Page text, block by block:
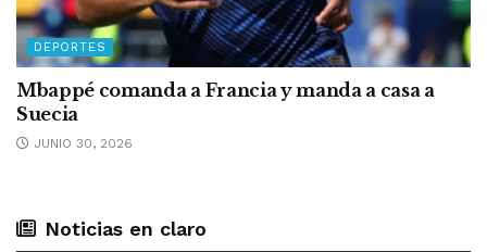
DEPORTES
Mbappé comanda a Francia y manda a casa a
Suecia
JUNIO 30, 2026
Noticias en claro